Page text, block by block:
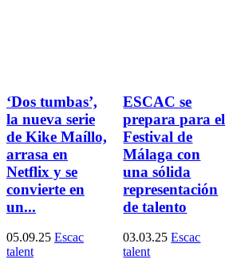
‘Dos tumbas’,
la nueva serie
de Kike Maíllo,
arrasa en
Netflix y se
convierte en
un...
05.09.25 Escac
talent
ESCAC se
prepara para el
Festival de
Málaga con
una sólida
representación
de talento
03.03.25 Escac
talent